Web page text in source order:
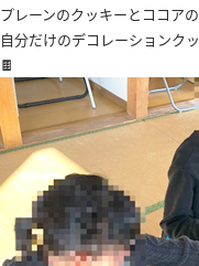
プレーンのクッキーとココア
自分だけのデコレーションク
🍫